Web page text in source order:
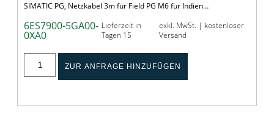
SIMATIC PG, Netzkabel 3m für Field PG M6 für Indien…
6ES7900-5GA00-
0XA0
Lieferzeit in
Tagen 15
exkl. MwSt. | kostenloser
Versand
ZUR ANFRAGE HINZUFÜGEN